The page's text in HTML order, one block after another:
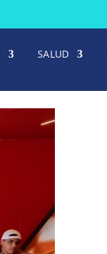
SALUD